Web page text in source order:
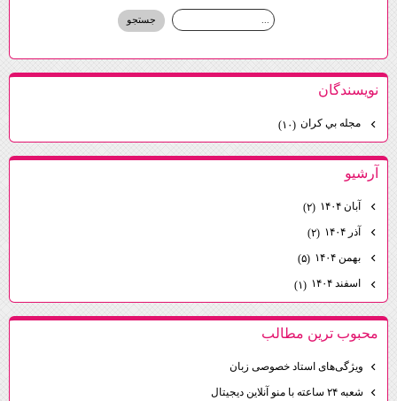
نويسندگان
مجله بي كران (۱۰)
آرشيو
آبان ۱۴۰۴
(۲)
آذر ۱۴۰۴
(۲)
بهمن ۱۴۰۴
(۵)
اسفند ۱۴۰۴
(۱)
محبوب ترين مطالب
ویژگی‌های استاد خصوصی زبان
شعبه ۲۴ ساعته با منو آنلاین دیجیتال